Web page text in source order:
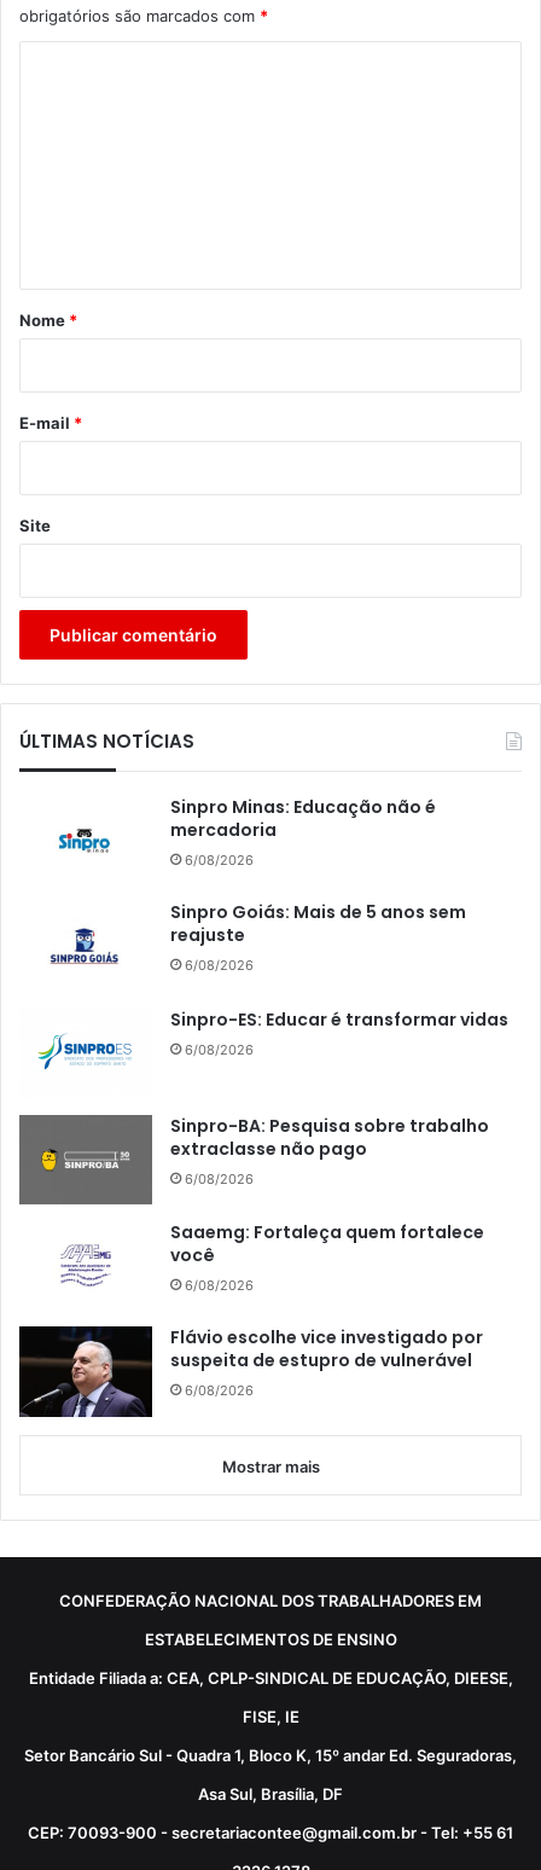
obrigatórios são marcados com *
r
*
Nome *
E-mail *
Site
ÚLTIMAS NOTÍCIAS
Sinpro Minas: Educação não é
mercadoria
6/08/2026
Sinpro Goiás: Mais de 5 anos sem
reajuste
6/08/2026
Sinpro-ES: Educar é transformar vidas
6/08/2026
Sinpro-BA: Pesquisa sobre trabalho
extraclasse não pago
6/08/2026
Saaemg: Fortaleça quem fortalece
você
6/08/2026
Flávio escolhe vice investigado por
suspeita de estupro de vulnerável
6/08/2026
Mostrar mais
CONFEDERAÇÃO NACIONAL DOS TRABALHADORES EM
ESTABELECIMENTOS DE ENSINO
Entidade Filiada a: CEA, CPLP-SINDICAL DE EDUCAÇÃO, DIEESE,
FISE, IE
Setor Bancário Sul - Quadra 1, Bloco K, 15º andar Ed. Seguradoras,
Asa Sul, Brasília, DF
CEP: 70093-900 - secretariacontee@gmail.com.br - Tel: +55 61